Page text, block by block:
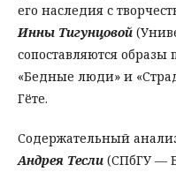
его наследия с
Инны Тигунцовой
сопоставляются образы
«Бедные люди» и
Гёте.
Содержательный
Андрея Тесли (СПбГУ —